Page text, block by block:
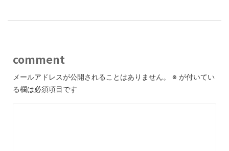
comment
メールアドレスが公開されることはありません。 ※ が付いてい
る欄は必須項目です